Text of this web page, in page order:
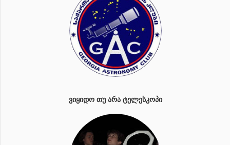
ᲕᲘᲧᲘᲓᲝ ᲗᲣ ᲐᲠᲐ ᲢᲔᲚᲔᲡᲙᲝᲞᲘ